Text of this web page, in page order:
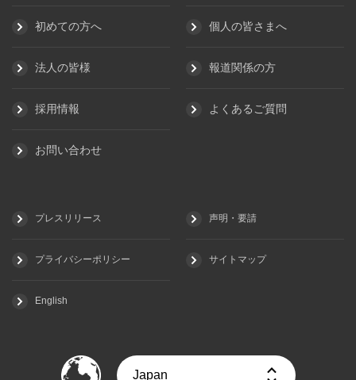
初めての方へ 個人の皆さまへ
法人の皆様 報道関係の方
採用情報 よくあるご質問
お問い合わせ
プレスリリース 声明・要請
プライバシーポリシー サイトマップ
English